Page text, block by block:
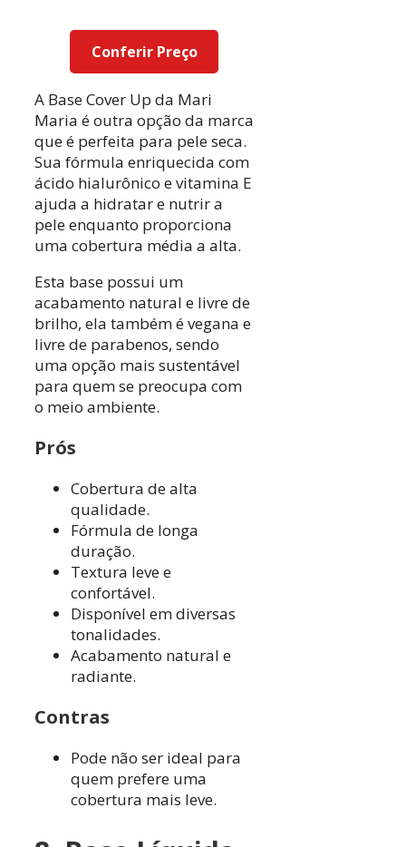
Conferir Preço
A Base Cover Up da Mari
Maria é outra opção da marca
que é perfeita para pele seca.
Sua fórmula enriquecida com
ácido hialurônico e vitamina E
ajuda a hidratar e nutrir a
pele enquanto proporciona
uma cobertura média a alta.
Esta base possui um
acabamento natural e livre de
brilho, ela também é vegana e
livre de parabenos, sendo
uma opção mais sustentável
para quem se preocupa com
o meio ambiente.
Prós
Cobertura de alta
qualidade.
Fórmula de longa
duração.
Textura leve e
confortável.
Disponível em diversas
tonalidades.
Acabamento natural e
radiante.
Contras
Pode não ser ideal para
quem prefere uma
cobertura mais leve.